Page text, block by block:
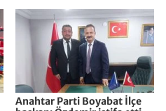
Anahtar Parti Boyabat İlçe